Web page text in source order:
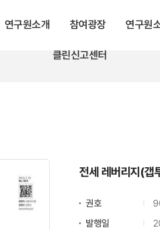
연구원소개 참여광장 연구원
클린신고센터
전세 레버리지(갭
권호
발행일